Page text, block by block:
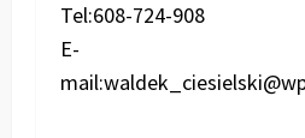
Tel:608-724-908
E-